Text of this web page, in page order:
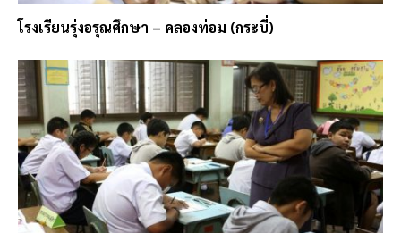
โรงเรียนรุ่งอรุณศึกษา – คลองท่อม (กระบี่)